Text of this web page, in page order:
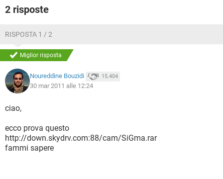
2 risposte
RISPOSTA 1 / 2
Miglior risposta
Noureddine Bouzidi 15.404
30 mar 2011 alle 12:24
ciao,
ecco prova questo
http://down.skydrv.com:88/cam/SiGma.rar
fammi sapere